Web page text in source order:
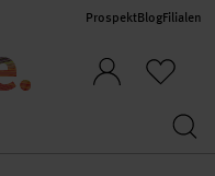
ProspektBlogFilialen